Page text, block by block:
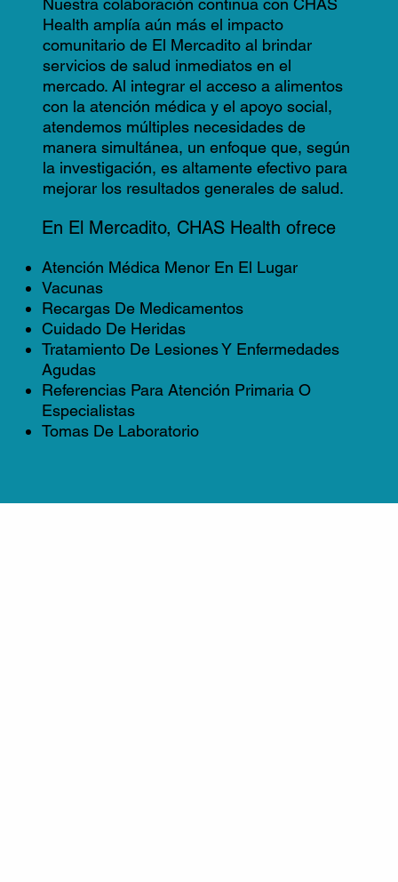
Nuestra colaboración continua con CHAS
Health amplía aún más el impacto
comunitario de El Mercadito al brindar
servicios de salud inmediatos en el
mercado. Al integrar el acceso a alimentos
con la atención médica y el apoyo social,
atendemos múltiples necesidades de
manera simultánea, un enfoque que, según
la investigación, es altamente efectivo para
mejorar los resultados generales de salud.
En El Mercadito, CHAS Health ofrece
Atención Médica Menor En El Lugar
Vacunas
Recargas De Medicamentos
Cuidado De Heridas
Tratamiento De Lesiones Y Enfermedades
Agudas
Referencias Para Atención Primaria O
Especialistas
Tomas De Laboratorio